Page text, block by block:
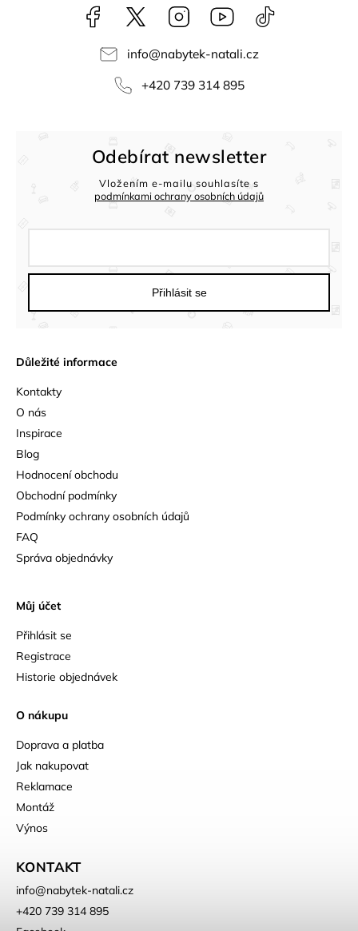
Facebook NataliNabytek
Instagram YouTube
info@nabytek-natali.cz
+420 739 314 895
Důležité informace
Kontakty
O nás
Inspirace
Blog
Hodnocení obchodu
Obchodní podmínky
Podmínky ochrany osobních údajů
FAQ
Správa objednávky
Můj účet
Přihlásit se
Registrace
Historie objednávek
O nákupu
Doprava a platba
Jak nakupovat
Reklamace
Montáž
Výnos
KONTAKT
info@nabytek-natali.cz
+420 739 314 895
Odebírat newsletter
Vložením e-mailu souhlasíte s
podmínkami ochrany osobních údajů
Přihlásit se